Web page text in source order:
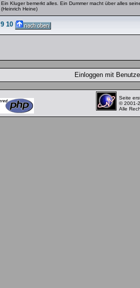
Ein Kluger bemerkt alles. Ein Dummer macht über alles
(Heinrich Heine)
9 10
Einloggen mit
Seite
© 2001-
Alle